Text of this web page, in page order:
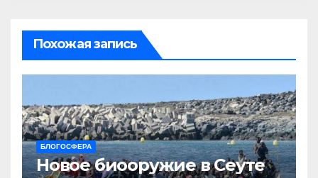
Похожая запись
БЛОГОСФЕРА
Новое биооружие в Сеуте